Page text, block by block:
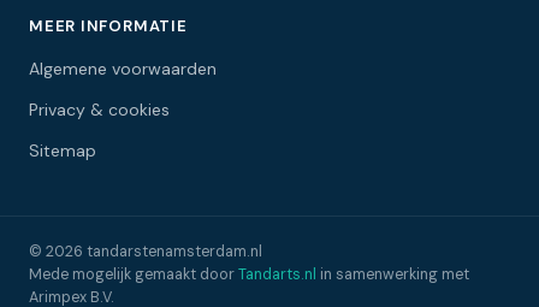
MEER INFORMATIE
Algemene voorwaarden
Privacy & cookies
Sitemap
© 2026 tandarstenamsterdam.nl
Mede mogelijk gemaakt doorTandarts.nl in samenwerking met
Arimpex B.V.